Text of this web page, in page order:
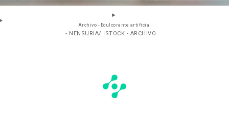
Archivo - Edulcorante artificial
- NENSURIA/ ISTOCK - ARCHIVO